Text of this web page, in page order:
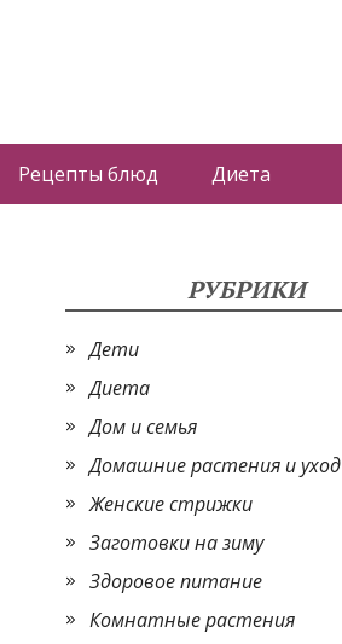
Рецепты блюд Диета
РУБРИКИ
Дети
Диета
Дом и семья
Домашние растения и уход
Женские стрижки
Заготовки на зиму
Здоровое питание
Комнатные растения